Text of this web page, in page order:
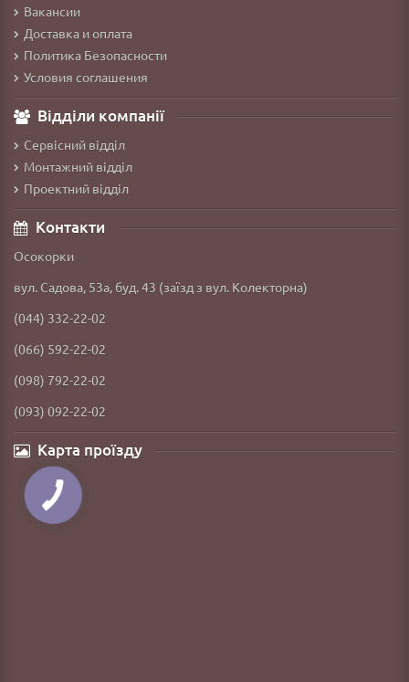
Вакансии
Доставка и оплата
Политика Безопасности
Условия соглашения
Відділи компанії
Сервісний відділ
Монтажний відділ
Проектний відділ
Контакти
Осокорки
вул. Садова, 53а, буд. 43 (заїзд з вул. Колекторна)
(044) 332-22-02
(066) 592-22-02
(098) 792-22-02
(093) 092-22-02
Карта проїзду